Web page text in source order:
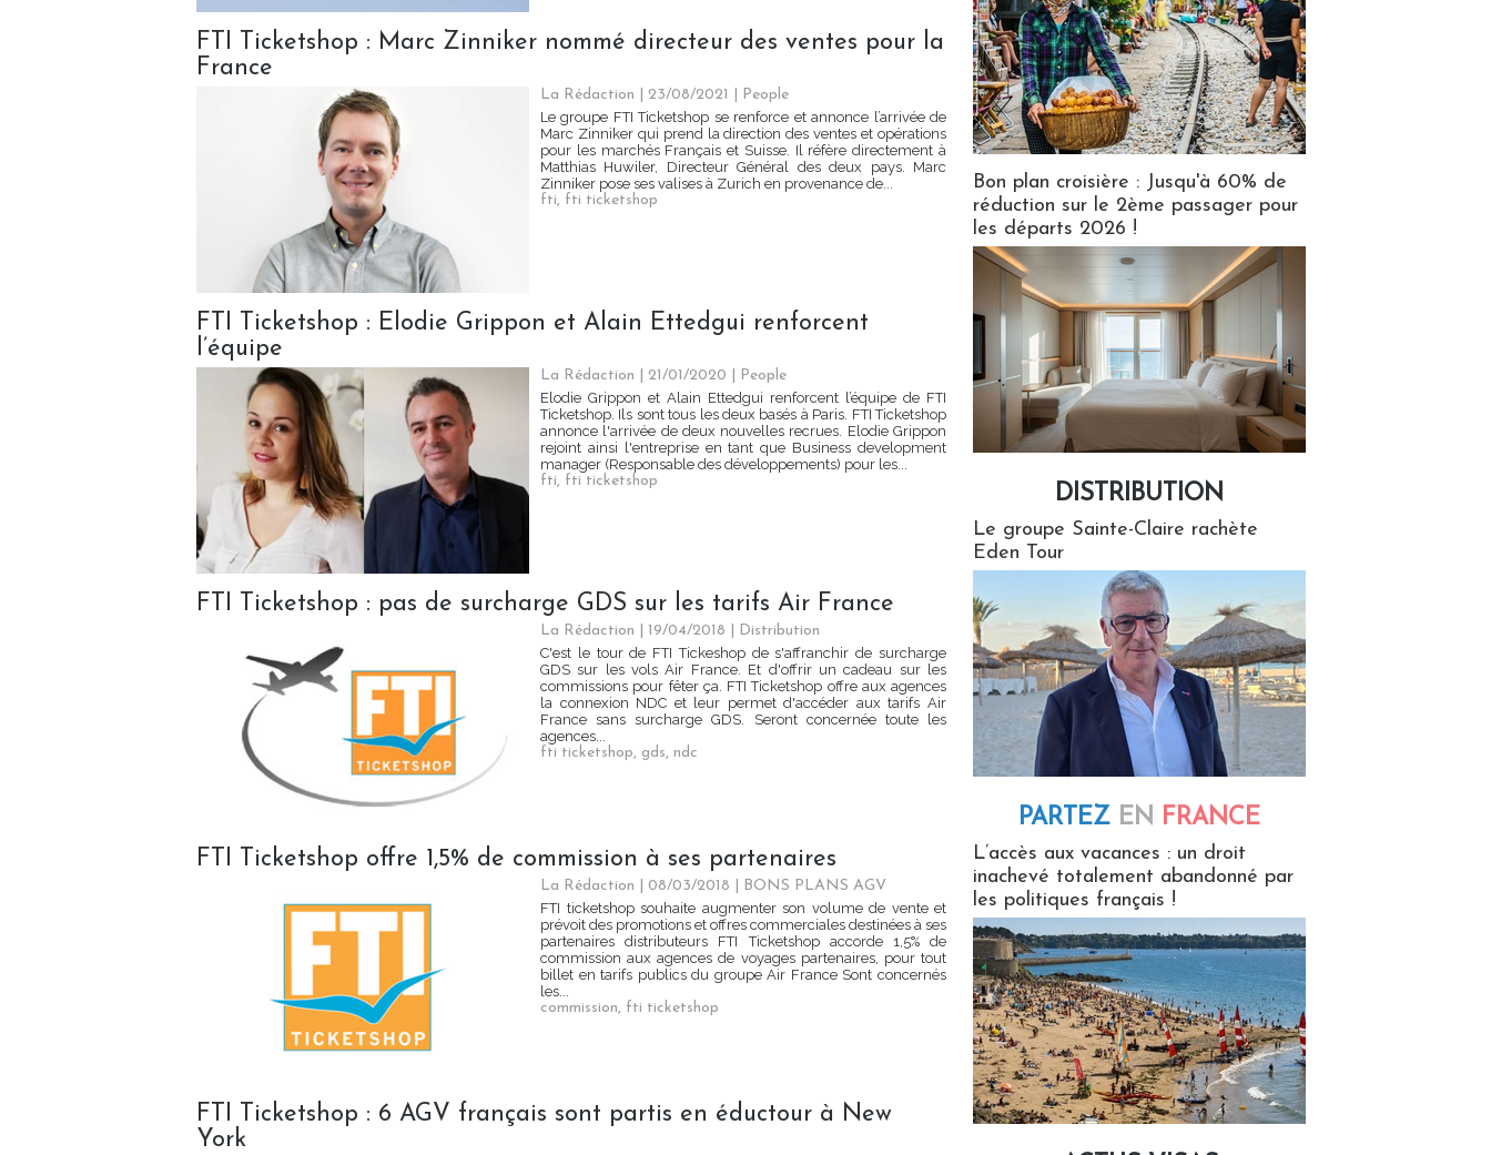
FTI Ticketshop : Marc Zinniker nommé directeur des ventes pour la
France
La Rédaction | 23/08/2021
People
Le groupe FTI Ticketshop se renforce et annonce l’arrivée de
Marc Zinniker qui prend la direction des ventes et opérations
pour les marchés Français et Suisse. Il réfère directement à
Matthias Huwiler, Directeur Général des deux pays. Marc
Zinniker pose ses valises à Zurich en provenance de...
fti, fti ticketshop
FTI Ticketshop : Elodie Grippon et Alain Ettedgui renforcent
l’équipe
La Rédaction | 21/01/2020
People
Elodie Grippon et Alain Ettedgui renforcent l’équipe de FTI
Ticketshop. Ils sont tous les deux basés à Paris. FTI Ticketshop
annonce l'arrivée de deux nouvelles recrues. Elodie Grippon
rejoint ainsi l'entreprise en tant que Business development
manager (Responsable des développements) pour les...
fti, fti ticketshop
FTI Ticketshop : pas de surcharge GDS sur les tarifs Air France
La Rédaction | 19/04/2018
Distribution
C'est le tour de FTI Tickeshop de s'affranchir de surcharge
GDS sur les vols Air France. Et d'offrir un cadeau sur les
commissions pour fêter ça. FTI Ticketshop offre aux agences
la connexion NDC et leur permet d'accéder aux tarifs Air
France sans surcharge GDS. Seront concernée toute les
agences...
fti ticketshop, gds, ndc
FTI Ticketshop offre 1,5% de commission à ses partenaires
La Rédaction | 08/03/2018
BONS PLANS AGV
FTI ticketshop souhaite augmenter son volume de vente et
prévoit des promotions et offres commerciales destinées à ses
partenaires distributeurs FTI Ticketshop accorde 1,5% de
commission aux agences de voyages partenaires, pour tout
billet en tarifs publics du groupe Air France Sont concernés
les...
commission, fti ticketshop
FTI Ticketshop : 6 AGV français sont partis en éductour à New
York
Bon plan croisière : Jusqu'à 60% de
réduction sur le 2ème passager pour
les départs 2026 !
DISTRIBUTION
Le groupe Sainte-Claire rachète
Eden Tour
PARTEZ EN FRANCE
L’accès aux vacances : un droit
inachevé totalement abandonné par
les politiques français !